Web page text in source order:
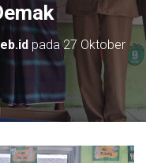
pada27 Oktober